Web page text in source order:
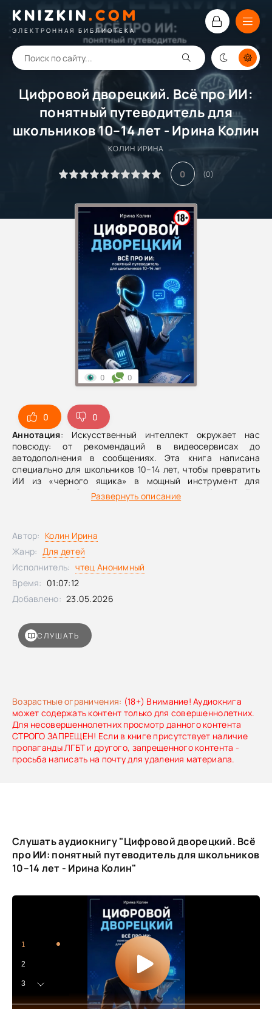
KNIZKIN. COM
ЭЛЕКТРОННАЯ БИБЛИОТЕКА
Цифровой дворецкий. Всё про ИИ:
понятный путеводитель для
школьников 10–14 лет - Ирина Колин
КОЛИН ИРИНА
0 (0)
0
0
Аннотация: Искусственный интеллект окружает нас
повсюду: от рекомендаций в видеосервисах до
автодополнения в сообщениях. Эта книга написана
специально для школьников 10–14 лет, чтобы превратить
ИИ из «черного ящика» в мощный инструмент для
саморазвития.О чем эта книга:Как это работает: Без
скучной теории разбираемся, чем нейросеть похожа на
ботов как персональных репетиторов по математике,
физике или истории, чтобы понимать тему, а не просто
копировать ответы.Творческий взрыв: Учимся создавать
изображения, музыку и проекты с помощью
нейросетей.Цифровая грамотность: Как не попасться на
фейки, защитить свои данные и писать промпты , которые
главы, полезным словарем и списком проверенных
инструментов.
Развернуть описание
Возрастные ограничения: (18+) Внимание! Аудиокнига
может содержать контент только для совершеннолетних.
Для несовершеннолетних просмотр данного контента
СТРОГО ЗАПРЕЩЕН! Если в книге присутствует наличие
пропаганды ЛГБТ и другого, запрещенного контента -
просьба написать на почту для удаления материала.
0 0
СЛУШАТЬ
Автор: Колин Ирина
Жанр: Для детей
Исполнитель: чтец Анонимный
Время: 01:07:12
Добавлено: 23.05.2026
Слушать аудиокнигу "Цифровой дворецкий. Всё
про ИИ: понятный путеводитель для школьников
10–14 лет - Ирина Колин"
1
2
3
4